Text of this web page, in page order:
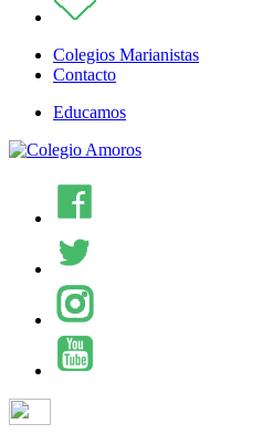
Colegios Marianistas
Contacto
Educamos